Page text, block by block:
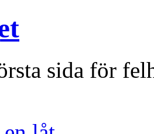
sida för